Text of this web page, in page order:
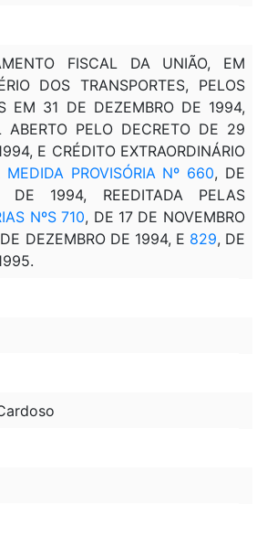
FISCAL DA UNIÃO, EM
DOS TRANSPORTES, PELOS
EM 31 DE DEZEMBRO DE 1994,
ABERTO PELO DECRETO DE 29
E CRÉDITO EXTRAORDINÁRIO
MEDIDA PROVISÓRIA Nº 660, DE
DE 1994, REEDITADA PELAS
NºS 710, DE 17 DE NOVEMBRO
DEZEMBRO DE 1994, E 829, DE